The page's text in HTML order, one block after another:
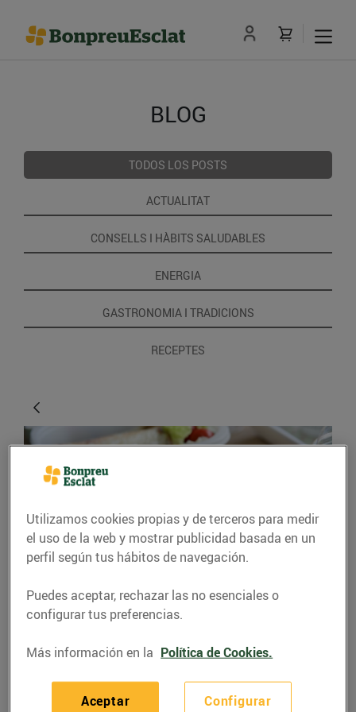
BLOG
TODOS LOS POSTS
ACTUALITAT
CONSELLS I HÀBITS SALUDABLES
ENERGIA
GASTRONOMIA I TRADICIONS
RECEPTES
CONSEJOS Y HÁBITOS SALUDABLES
Et toca dinar fora de
casa?
Utilizamos cookies propias y de terceros para medir
el uso de la web y mostrar publicidad basada en un
perfil según tus hábitos de navegación.
Puedes aceptar, rechazar las no esenciales o
configurar tus preferencias.
Más información en la Política de Cookies.
Configurar
Aceptar